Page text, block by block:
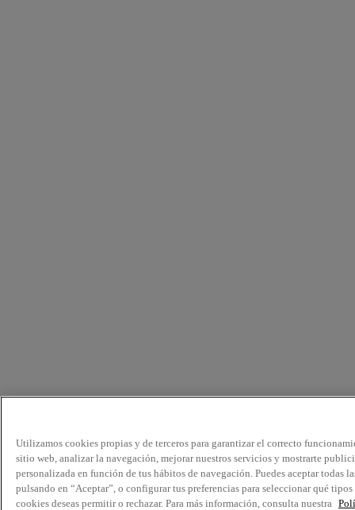
Utilizamos cookies propias y de terceros para garantizar el correcto
sitio web, analizar la navegación, mejorar nuestros servicios y mostrarte
personalizada en función de tus hábitos de navegación. Puedes aceptar todas
pulsando en “Aceptar”, o configurar tus preferencias para seleccionar qué tipos
cookies deseas permitir o rechazar. Para más información, consulta nuestra